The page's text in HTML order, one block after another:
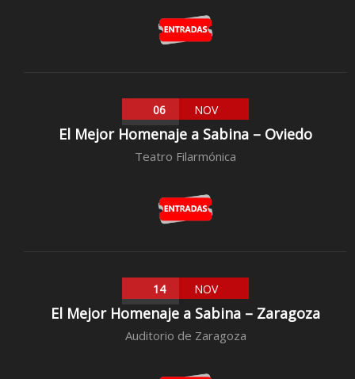
06 NOV
El Mejor Homenaje a Sabina – Oviedo
Teatro Filarmónica
14 NOV
El Mejor Homenaje a Sabina – Zaragoza
Auditorio de Zaragoza